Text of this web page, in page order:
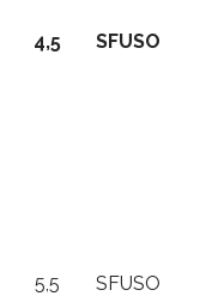
4,5 SFUSO
5,5 SFUSO